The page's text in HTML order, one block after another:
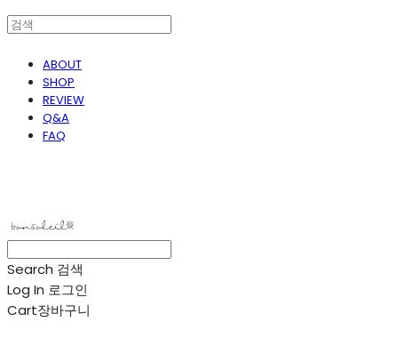
ABOUT
SHOP
REVIEW
Q&A
FAQ
Search 검색
Log In 로그인
Cart장바구니